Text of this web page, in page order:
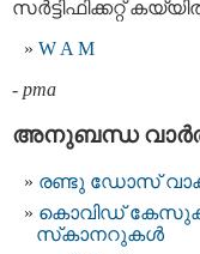
സര്‍ട്ടിഫിക്കറ്റ്
W A M
- pma
അനുബന്ധ
രണ്ടു ഡോസ്
കൊവിഡ്
സ്‌കാനറുകൾ